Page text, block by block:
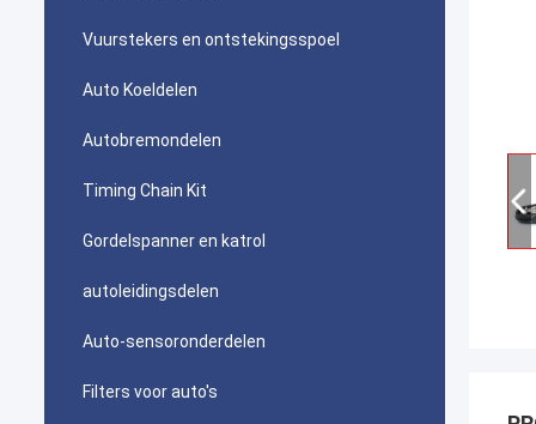
Vuurstekers en ontstekingsspoel
Auto Koeldelen
Autobremondelen
Timing Chain Kit
Gordelspanner en katrol
autoleidingsdelen
Auto-sensoronderdelen
Filters voor auto's